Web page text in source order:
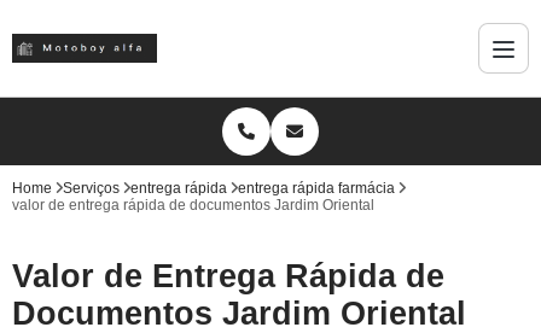
Home Serviços entrega rápida
entrega rápida farmácia
valor de entrega rápida de documentos Jardim Oriental
Valor de Entrega Rápida de
Documentos Jardim Oriental